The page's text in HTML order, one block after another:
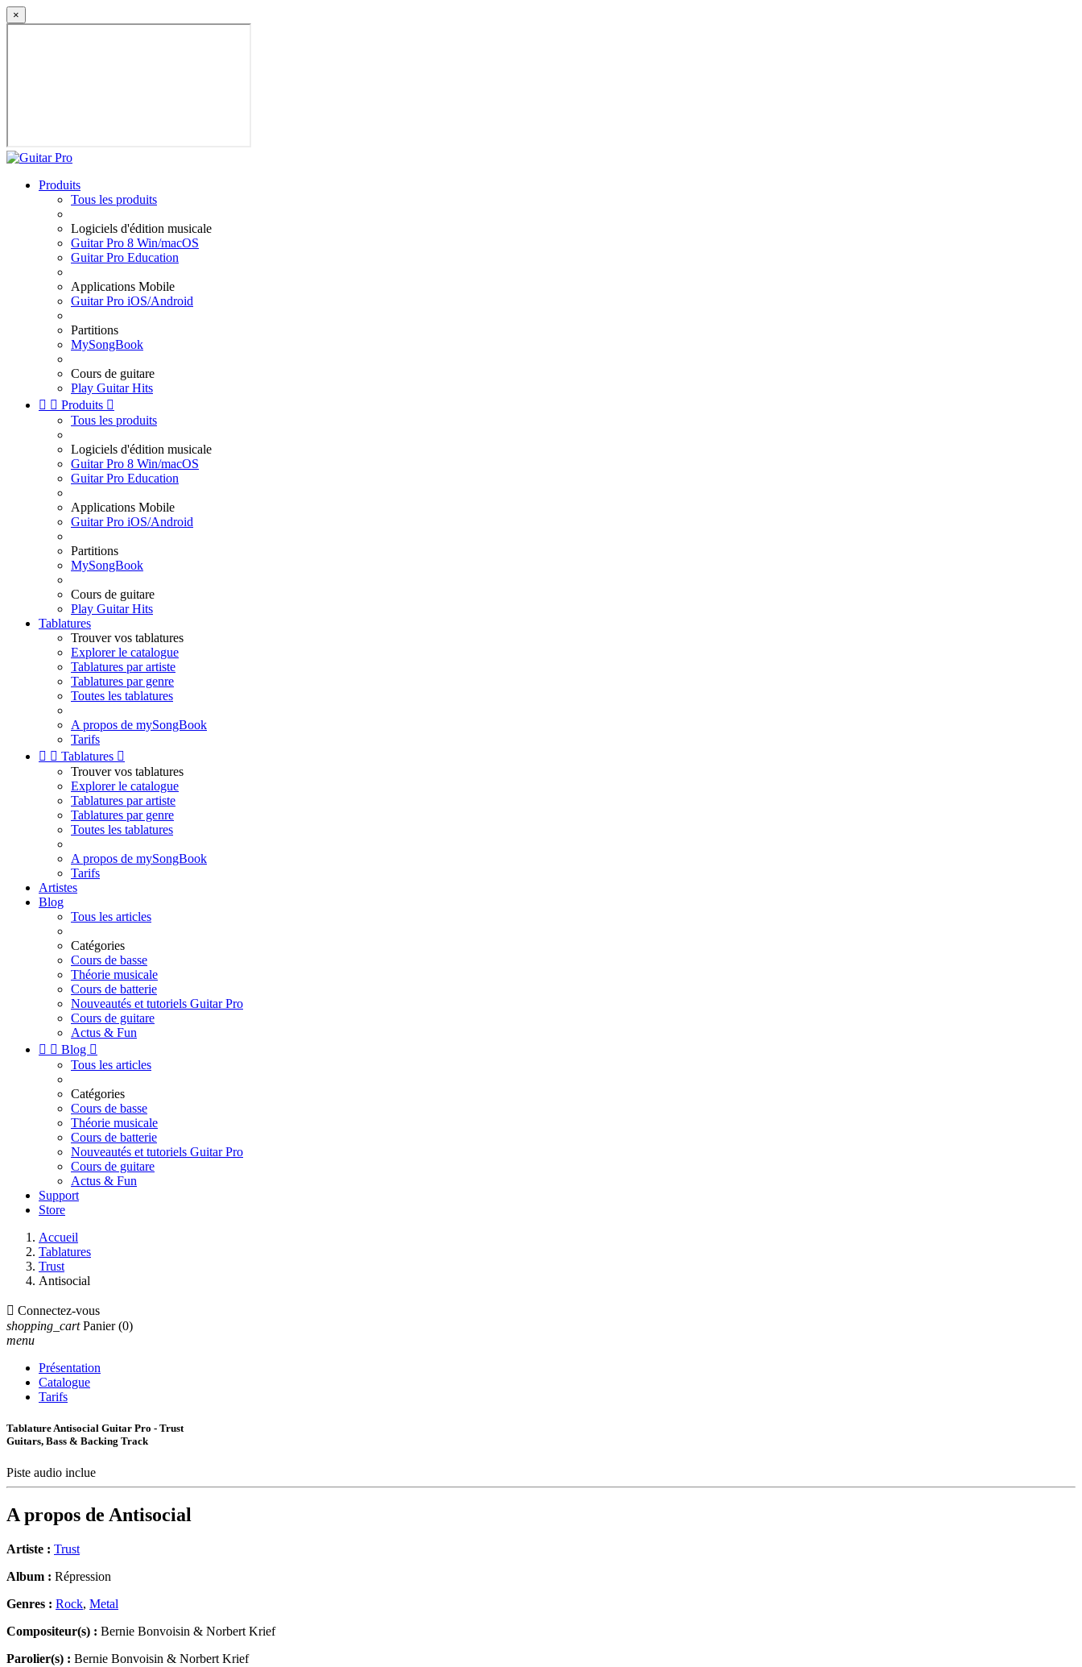
×
Produits
Tous les produits
Logiciels d'édition musicale
Guitar Pro 8 Win/macOS
Guitar Pro Education
Applications Mobile
Guitar Pro iOS/Android
Partitions
MySongBook
Cours de guitare
Play Guitar Hits
  Produits 
Tous les produits
Logiciels d'édition musicale
Guitar Pro 8 Win/macOS
Guitar Pro Education
Applications Mobile
Guitar Pro iOS/Android
Partitions
MySongBook
Cours de guitare
Play Guitar Hits
Tablatures
Trouver vos tablatures
Explorer le catalogue
Tablatures par artiste
Tablatures par genre
Toutes les tablatures
A propos de mySongBook
Tarifs
  Tablatures 
Trouver vos tablatures
Explorer le catalogue
Tablatures par artiste
Tablatures par genre
Toutes les tablatures
A propos de mySongBook
Tarifs
Artistes
Blog
Tous les articles
Catégories
Cours de basse
Théorie musicale
Cours de batterie
Nouveautés et tutoriels Guitar Pro
Cours de guitare
Actus & Fun
  Blog 
Tous les articles
Catégories
Cours de basse
Théorie musicale
Cours de batterie
Nouveautés et tutoriels Guitar Pro
Cours de guitare
Actus & Fun
Support
Store
Accueil
Tablatures
Trust
Antisocial
 Connectez-vous
shopping_cart Panier (0)
menu
Présentation
Catalogue
Tarifs
Tablature Antisocial Guitar Pro - Trust
Guitars, Bass & Backing Track
Piste audio inclue
A propos de Antisocial
Artiste : Trust
Album : Répression
Genres : Rock, Metal
Compositeur(s) : Bernie Bonvoisin & Norbert Krief
Parolier(s) : Bernie Bonvoisin & Norbert Krief